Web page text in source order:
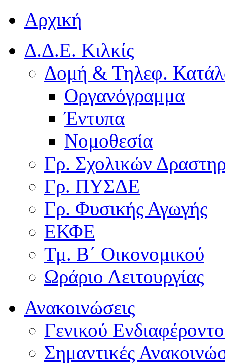
Αρχική
Δ.Δ.Ε. Κιλκίς
Δομή & Τηλεφ.
Οργανόγραμμα
Έντυπα
Νομοθεσία
Γρ. Σχολικών
Γρ. ΠΥΣΔΕ
Γρ. Φυσικής Αγωγής
ΕΚΦΕ
Τμ. Β΄ Οικονομικού
Ωράριο Λειτουργίας
Ανακοινώσεις
Γενικού
Σημαντικές